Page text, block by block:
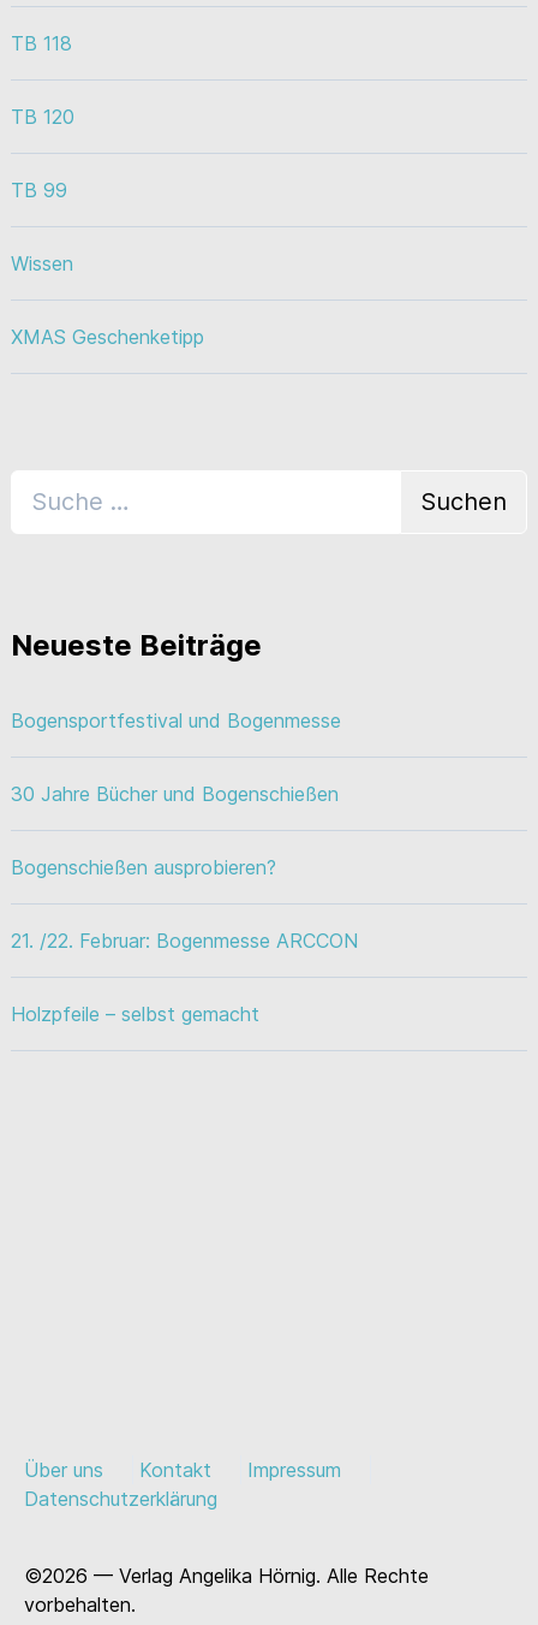
TB 118
TB 120
TB 99
Wissen
XMAS Geschenketipp
Neueste Beiträge
Bogensportfestival und Bogenmesse
30 Jahre Bücher und Bogenschießen
Bogenschießen ausprobieren?
21. /22. Februar: Bogenmesse ARCCON
Holzpfeile – selbst gemacht
Über uns Kontakt
Impressum
Datenschutzerklärung
©2026 — Verlag Angelika Hörnig. Alle Rechte
vorbehalten.